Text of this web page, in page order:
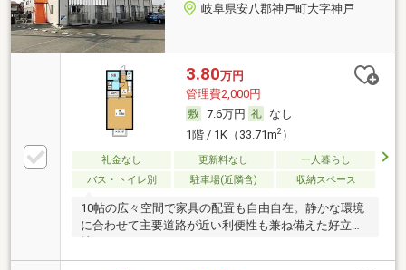
岐阜県安八郡神戸町大字神戸
3.80万円
管理費2,000円
7.6万円
なし
1階 / 1K（33.71m2）
礼金なし 更新料なし
一人暮らし
バス・トイレ別
駐車場(近隣含) 収納スペース
10帖の広々空間で家具の配置も自由自在。静かな環境
に合わせて主要道路が近い利便性も兼ね備えた好立